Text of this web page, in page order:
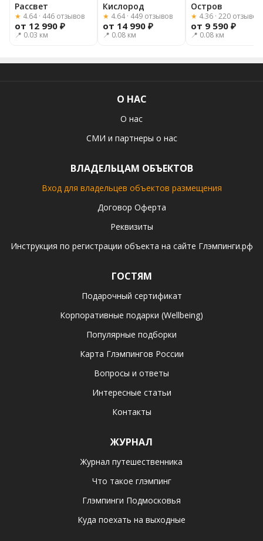
Рассвет
★ 4.64 · 446 отзывов
от 12 990 ₽
📍 0.03 км
Кислород
★ 4.64 · 449 отзывов
от 14 990 ₽
📍 0.08 км
Остров
★ 4.36 · 220 отзывов
от 9 590 ₽
📍 0.08 км
О НАС
О нас
СМИ и партнеры о нас
ВЛАДЕЛЬЦАМ ОБЪЕКТОВ
Вход для владельцев объектов размещения
Договор Оферта
Реквизиты
Инструкция по регистрации объекта на сайте Глэмпинги.рф
ГОСТЯМ
Подарочный сертификат
Корпоративные подарки (Wellbeing)
Популярные подборки
Карта Глэмпингов России
Вопросы и ответы
Интересные статьи
Контакты
ЖУРНАЛ
Журнал путешественника
Что такое глэмпинг
Глэмпинги Подмосковья
Куда поехать на выходные